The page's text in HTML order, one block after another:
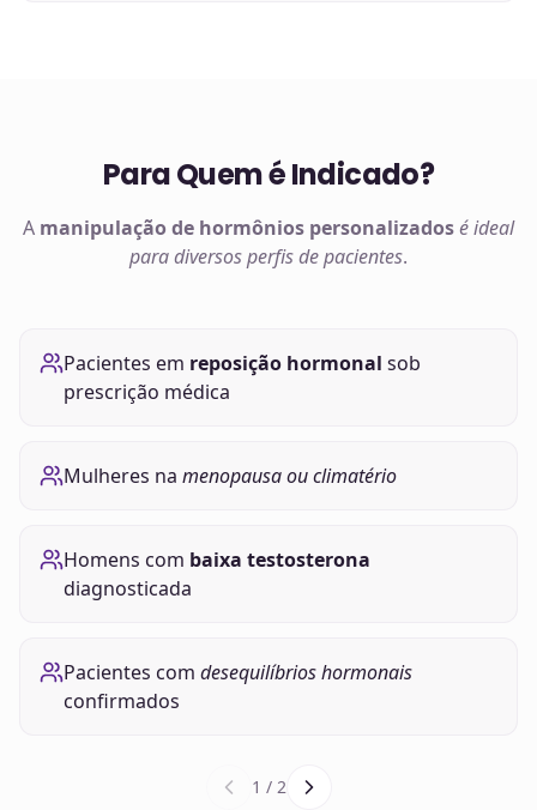
Para Quem é Indicado?
A manipulação de hormônios personalizadosé ideal
para diversos perfis de pacientes.
Pacientes em reposição hormonal sob
prescrição médica
Mulheres na menopausa ou climatério
Homens com baixa testosterona
diagnosticada
Pacientes com desequilíbrios hormonais
confirmados
1 / 2